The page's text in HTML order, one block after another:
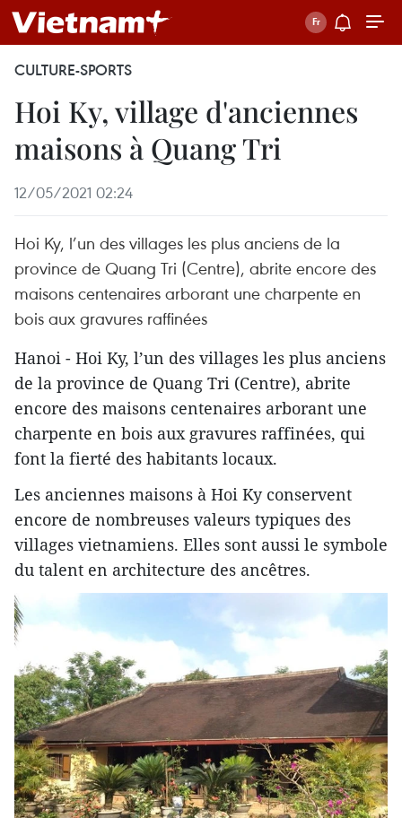
CULTURE-SPORTS
Hoi Ky, village d'anciennes
maisons à Quang Tri
12/05/2021 02:24
Hoi Ky, l’un des villages les plus anciens de la
province de Quang Tri (Centre), abrite encore des
maisons centenaires arborant une charpente en
bois aux gravures raffinées
Hanoi - Hoi Ky, l’un des villages les plus anciens
de la province de Quang Tri (Centre), abrite
encore des maisons centenaires arborant une
charpente en bois aux gravures raffinées, qui
font la fierté des habitants locaux.
Les anciennes maisons à Hoi Ky conservent
encore de nombreuses valeurs typiques des
villages vietnamiens. Elles sont aussi le symbole
du talent en architecture des ancêtres.